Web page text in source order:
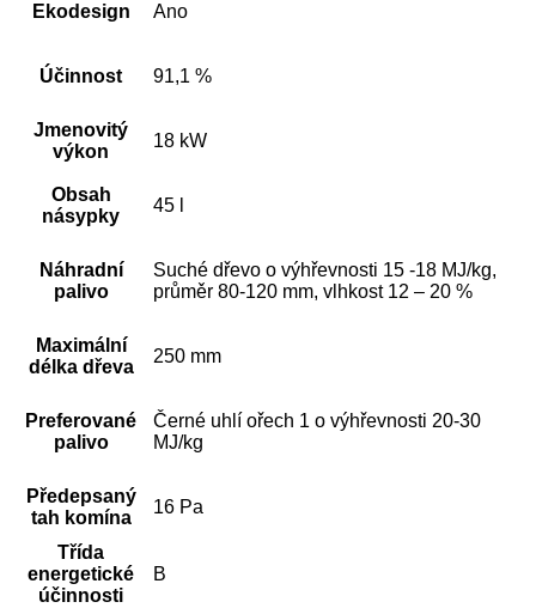
Ekodesign Ano
Účinnost 91,1 %
Jmenovitý
výkon
18 kW
Obsah
násypky
45 l
Náhradní
palivo
Suché dřevo o výhřevnosti 15 -18 MJ/kg,
průměr 80-120 mm, vlhkost 12 – 20 %
Maximální
délka dřeva
250 mm
Preferované
palivo
Černé uhlí ořech 1 o výhřevnosti 20-30
MJ/kg
Předepsaný
tah komína
16 Pa
Třída
energetické
účinnosti
B